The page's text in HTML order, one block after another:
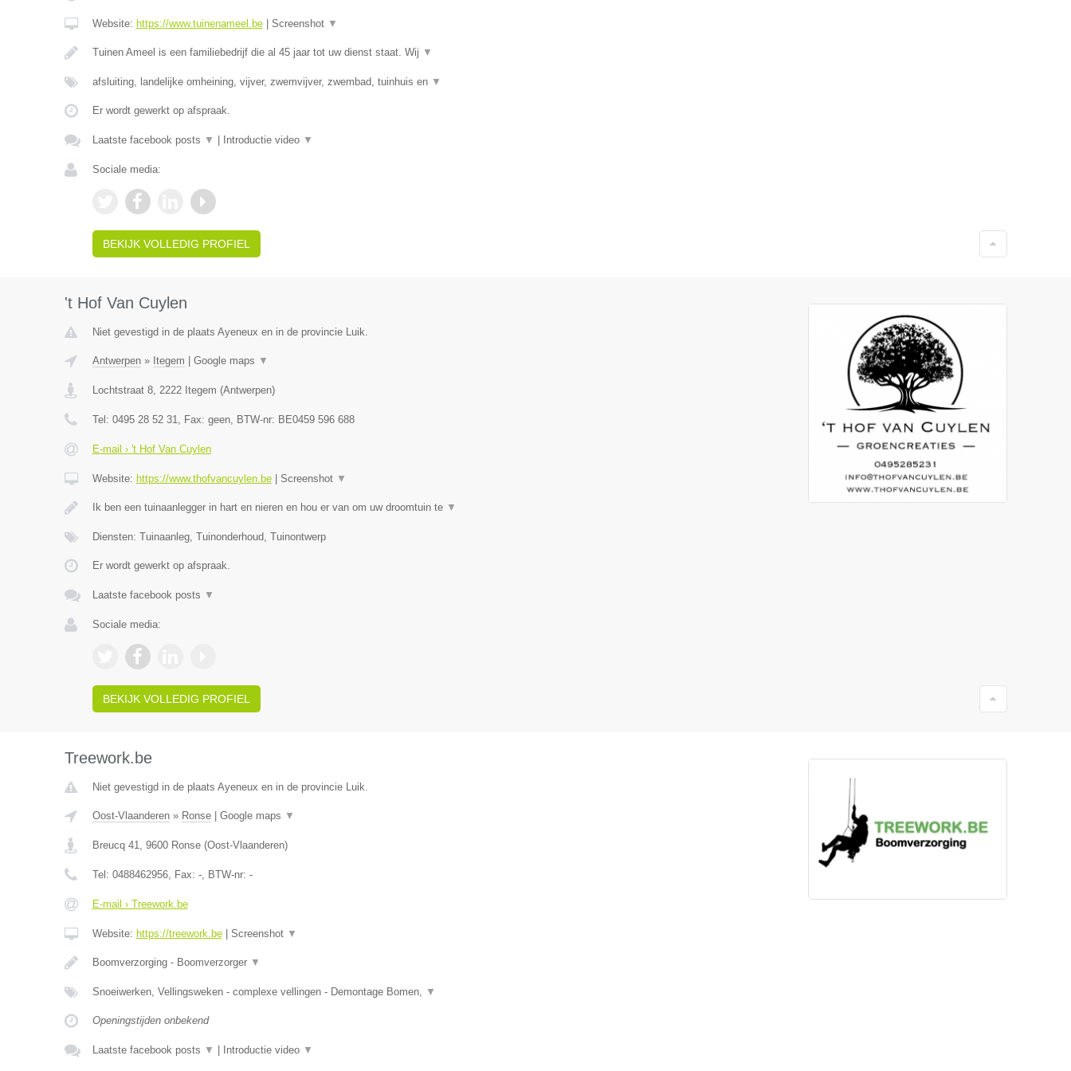
Website: https://www.tuinenameel.be| Screenshot ▼
Tuinen Ameel is een familiebedrijf die al 45 jaar tot uw dienst staat. Wij ▼
afsluiting, landelijke omheining, vijver, zwemvijver, zwembad, tuinhuis en ▼
Er wordt gewerkt op afspraak.
Laatste facebook posts ▼ Introductie video ▼
Sociale media:
BEKIJK VOLLEDIG PROFIEL
't Hof Van Cuylen
Niet gevestigd in de plaats Ayeneux en in de provincie Luik.
Antwerpen» Itegem Google maps ▼
Lochtstraat 8, 2222 Itegem (Antwerpen)
Tel: 0495 28 52 31, Fax: geen, BTW-nr: BE0459 596 688
E-mail › 't Hof Van Cuylen
Website: https://www.thofvancuylen.be| Screenshot ▼
Ik ben een tuinaanlegger in hart en nieren en hou er van om uw droomtuin te ▼
Diensten: Tuinaanleg, Tuinonderhoud, Tuinontwerp
Er wordt gewerkt op afspraak.
Laatste facebook posts ▼
Sociale media:
BEKIJK VOLLEDIG PROFIEL
Treework.be
Niet gevestigd in de plaats Ayeneux en in de provincie Luik.
Oost-Vlaanderen» Ronse| Google maps ▼
Breucq 41, 9600 Ronse(Oost-Vlaanderen)
Tel: 0488462956, Fax: -, BTW-nr: -
E-mail › Treework.be
Website: https://treework.be| Screenshot ▼
Boomverzorging - Boomverzorger ▼
Snoeiwerken, Vellingsweken - complexe vellingen - Demontage Bomen, ▼
Openingstijden onbekend
Laatste facebook posts ▼ Introductie video ▼